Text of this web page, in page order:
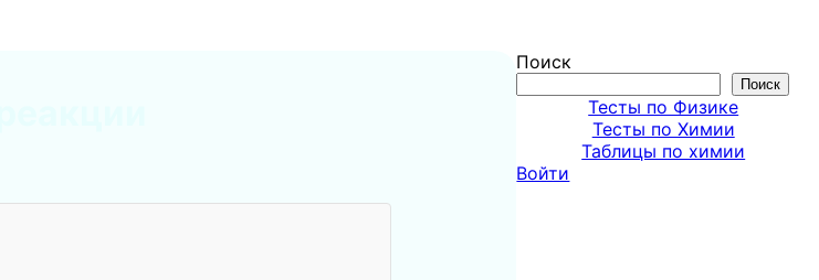
Поиск
Поиск
Тесты по Физике
Тесты по Химии
Таблицы по химии
Войти